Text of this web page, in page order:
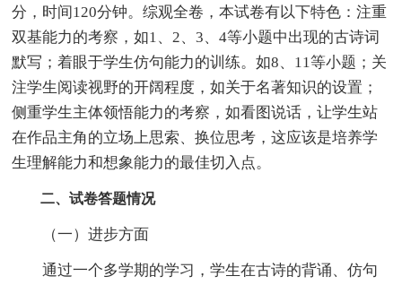
分，时间120分钟。综观全卷，本试卷有以下特色：注重
双基能力的考察，如1、2、3、4等小题中出现的古诗词
默写；着眼于学生仿句能力的训练。如8、11等小题；关
注学生阅读视野的开阔程度，如关于名著知识的设置；
侧重学生主体领悟能力的考察，如看图说话，让学生站
在作品主角的立场上思索、换位思考，这应该是培养学
生理解能力和想象能力的最佳切入点。
二、试卷答题情况
（一）进步方面
通过一个多学期的学习，学生在古诗的背诵、仿句